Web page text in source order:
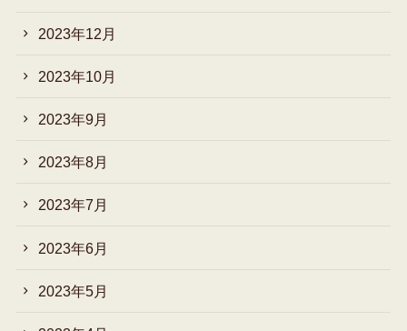
2023年12月
2023年10月
2023年9月
2023年8月
2023年7月
2023年6月
2023年5月